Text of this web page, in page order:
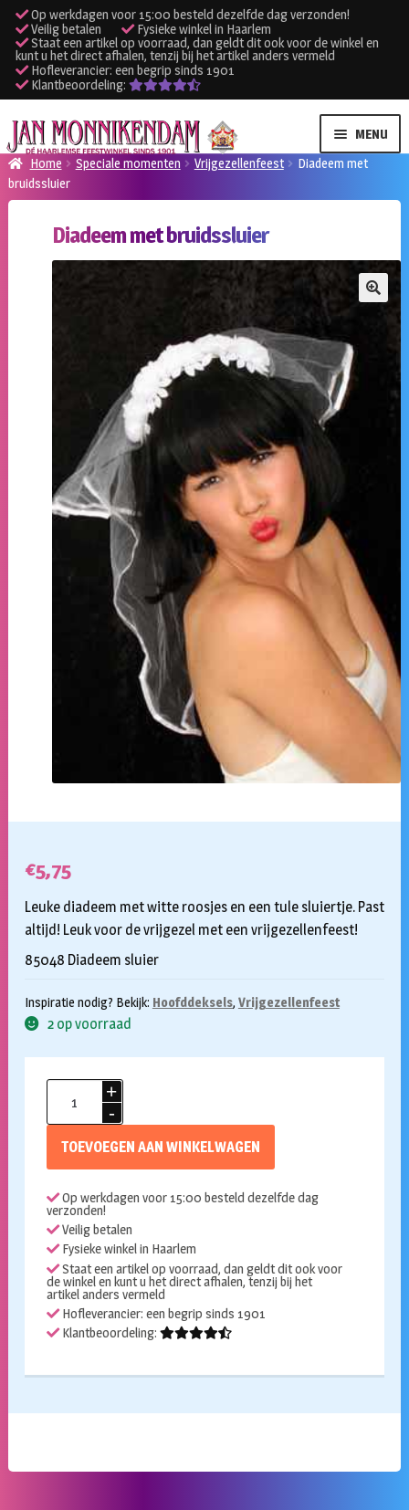
Op werkdagen voor 15:00 besteld dezelfde dag verzonden!
Veilig betalen
Fysieke winkel in Haarlem
Staat een artikel op voorraad, dan geldt dit ook voor de winkel en
kunt u het direct afhalen, tenzij bij het artikel anders vermeld
Hofleverancier: een begrip sinds 1901
Klantbeoordeling:
Ga
door
naar
navigatie
Ga
naar
de
inhoud
MENU
Verhuur kleding
Verhuur apparatuur
Onze winkel
Home Speciale momenten Vrijgezellenfeest
Diadeem met
bruidssluier
Diadeem met bruidssluier
€5,75
Leuke diadeem met witte roosjes en een tule sluiertje. Past
altijd! Leuk voor de vrijgezel met een vrijgezellenfeest!
85048 Diadeem sluier
Inspiratie nodig? Bekijk: Hoofddeksels, Vrijgezellenfeest
2 op voorraad
TOEVOEGEN AAN WINKELWAGEN
Op werkdagen voor 15:00 besteld dezelfde dag
verzonden!
Veilig betalen
Fysieke winkel in Haarlem
Staat een artikel op voorraad, dan geldt dit ook voor
de winkel en kunt u het direct afhalen, tenzij bij het
artikel anders vermeld
Hofleverancier: een begrip sinds 1901
Klantbeoordeling: